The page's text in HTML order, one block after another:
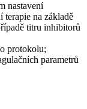
nastavení
terapie na základě
titru inhibitorů
protokolu;
parametrů